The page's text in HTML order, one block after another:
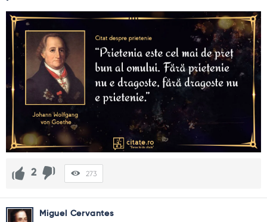
2 273
Miguel Cervantes